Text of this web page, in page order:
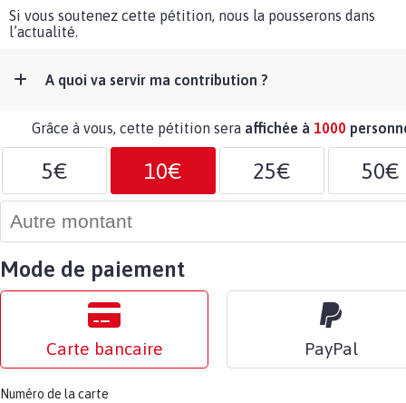
Si vous soutenez cette pétition, nous la pousserons dans
l’actualité.
A quoi va servir ma contribution ?
Grâce à vous, cette pétition sera affichée à 1000
5€ 10€ 25€ 50€
Mode de paiement
Carte bancaire PayPal
Numéro de la carte